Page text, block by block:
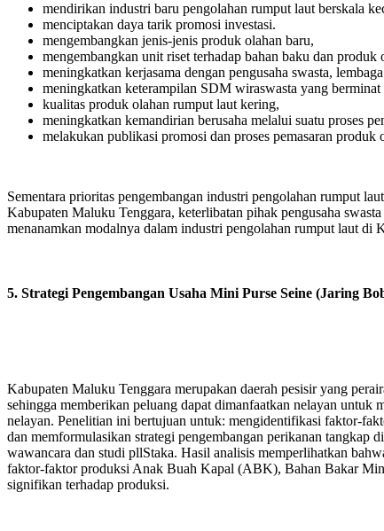
mendirikan industri baru pengolahan rumput laut berskala
menciptakan daya tarik promosi investasi.
mengembangkan jenis-jenis produk olahan baru,
mengembangkan unit riset terhadap bahan baku dan produk
meningkatkan kerjasama dengan pengusaha swasta,
meningkatkan keterampilan SDM wiraswasta yang
kualitas produk olahan rumput laut kering,
meningkatkan kemandirian berusaha melalui suatu proses
melakukan publikasi promosi dan proses pemasaran produk
Sementara prioritas pengembangan industri pengolahan rumput
Kabupaten Maluku Tenggara, keterlibatan pihak pengusaha
menanamkan modalnya dalam industri pengolahan rumput laut di
5. Strategi Pengembangan Usaha Mini Purse Seine (Jaring
Kabupaten Maluku Tenggara merupakan daerah pesisir yang
sehingga memberikan peluang dapat dimanfaatkan nelayan untuk
nelayan. Penelitian ini bertujuan untuk: mengidentifikasi faktor-
dan memformulasikan strategi pengembangan perikanan tangkap
wawancara dan studi pllStaka. Hasil analisis memperlihatkan
faktor-faktor produksi Anak Buah Kapal (ABK), Bahan Bakar
signifikan terhadap produksi.